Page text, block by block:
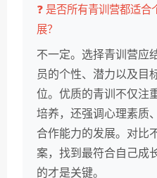
❓ 是否所有青训营都适合
展？
不一定。选择青训营应
员的个性、潜力以及目
位。优质的青训不仅注
培养，还强调心理素质
合作能力的发展。对比
案，找到最符合自己成
的才是关键。